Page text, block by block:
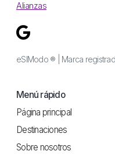
Alianzas
eSIModo ® | Marca
Menú rápido
Página principal
Destinaciones
Sobre nosotros